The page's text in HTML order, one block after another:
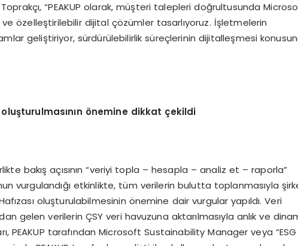
“PEAKUP olarak, müşteri talepleri doğrultusunda
özelleştirilebilir dijital çözümler tasarlıyoruz. İşletmelerin
geliştiriyor, sürdürülebilirlik süreçlerinin dijitalleşmesi
önemine dikkat çekildi
bakış açısının “veriyi topla – hesapla – analiz et – raporla”
vurgulandığı etkinlikte, tüm verilerin bulutta toplanmasıyla
oluşturulabilmesinin önemine dair vurgular yapıldı. Veri
gelen verilerin ÇSY veri havuzuna aktarılmasıyla anlık ve
PEAKUP tarafından Microsoft Sustainability Manager veya “ESG